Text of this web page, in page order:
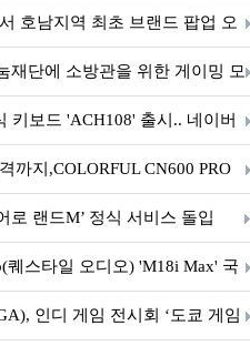
출시 예정
호남지역 최초 브랜드 팝업 오
재단에 소방관을 위한 게이밍 모
키보드 'ACH108' 출시.. 네이버
까지,COLORFUL CN600 PRO
로 랜드M’ 정식 서비스 돌입
퀘스타일 오디오) 'M18i Max' 국
인디 게임 전시회 ‘도쿄 게임